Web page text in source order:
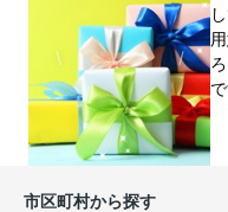
で
市区町村から探す